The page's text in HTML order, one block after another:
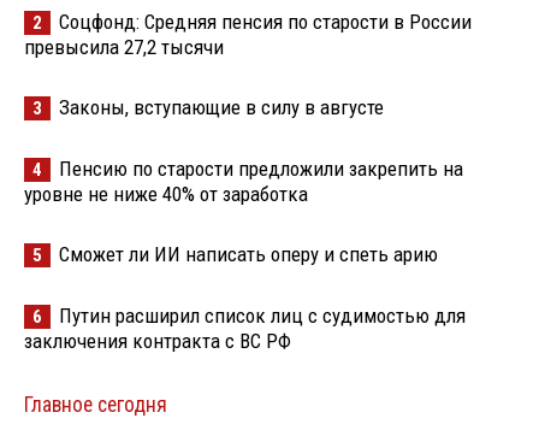
2
Соцфонд: Средняя пенсия по старости в России
превысила 27,2 тысячи
3 Законы, вступающие в силу в августе
4
Пенсию по старости предложили закрепить на
уровне не ниже 40% от заработка
5 Сможет ли ИИ написать оперу и спеть арию
6
Путин расширил список лиц с судимостью для
заключения контракта с ВС РФ
Главное сегодня